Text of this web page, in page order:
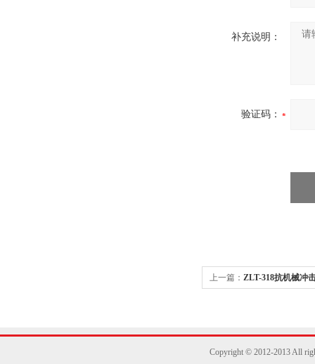
补充说明：
验证码：
上一篇： ZLT-318抗机械冲
Copyright © 2012-2013 All